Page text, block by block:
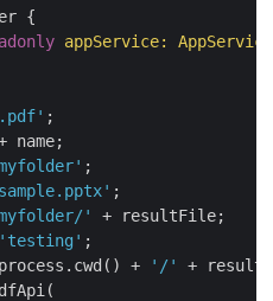
{
appService: AppService
;
name;
;
;
'
+ resultFile;
'testing' ;
+ '/'
+